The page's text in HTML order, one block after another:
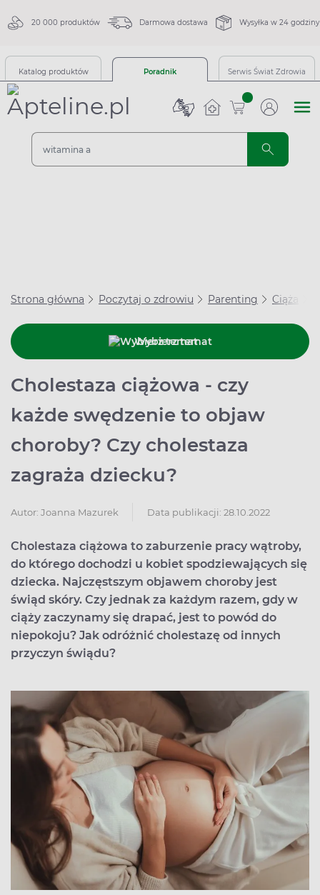
20 000 produktów Darmowa dostawa Wysyłka w 24 godziny
Katalog produktów Poradnik Serwis Świat Zdrowia
sztuk
Strona główna Poczytaj o zdrowiu Parenting Ciąża
Wybierz temat
Cholestaza ciążowa - czy
każde swędzenie to objaw
choroby? Czy cholestaza
zagraża dziecku?
Autor: Joanna Mazurek Data publikacji: 28.10.2022
Cholestaza ciążowa to zaburzenie pracy wątroby,
do którego dochodzi u kobiet spodziewających się
dziecka. Najczęstszym objawem choroby jest
świąd skóry. Czy jednak za każdym razem, gdy w
ciąży zaczynamy się drapać, jest to powód do
niepokoju? Jak odróżnić cholestazę od innych
przyczyn świądu?